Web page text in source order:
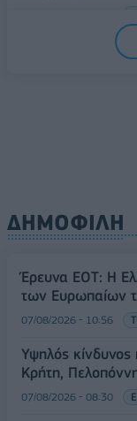
ΔΗΜΟΦΙΛΗ
Έρευνα ΕΟΤ: Η
των Ευρωπαίων
07/08/2026 - 10:56
Υψηλός κίνδυνος
Κρήτη,
07/08/2026 - 08:30